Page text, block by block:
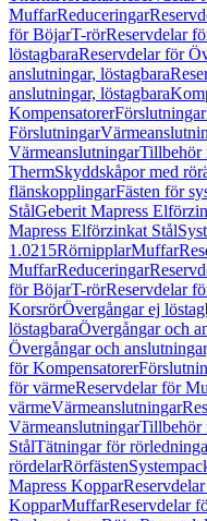
MuffarReduceringar
för BöjarT-rörReservdelar
löstagbaraReservdelar för
anslutningar, löstagbara
anslutningar, löstagbara
KompensatorerFörslutningar
Förslutningar
VärmeanslutningarTillbehör
ThermSkyddskåpor med
flänskopplingarFästen för
StålGeberit Mapress
Mapress Elförzinkat Stål
1.0215RörnipplarMuffar
MuffarReduceringar
för BöjarT-rörReservdelar
KorsrörÖvergångar ej
löstagbaraÖvergångar och
Övergångar och
för Kompensatorer
för värmeReservdelar för
värmeVärmeanslutningar
VärmeanslutningarTillbehör
StålTätningar för
rördelarRörfästen
Mapress Koppar
KopparMuffarReservdelar